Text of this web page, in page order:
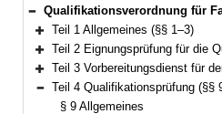
Bereich reduzieren
Qualifikationsverordnung für Fachlehrkräfte verschiedener Ausbildungsrichtungen an beruflichen Schulen und an Landesfeuerwehrschulen
Bereich erweitern
Teil 1 Allgemeines (§§ 1–3)
Bereich erweitern
Teil 2 Eignungsprüfung für die Qualifikation zur
Bereich erweitern
Teil 3 Vorbereitungsdienst für den Bereich der beruflichen Schulen,
Bereich reduzieren
Teil 4 Qualifikationsprüfung (§§
§ 9 Allgemeines